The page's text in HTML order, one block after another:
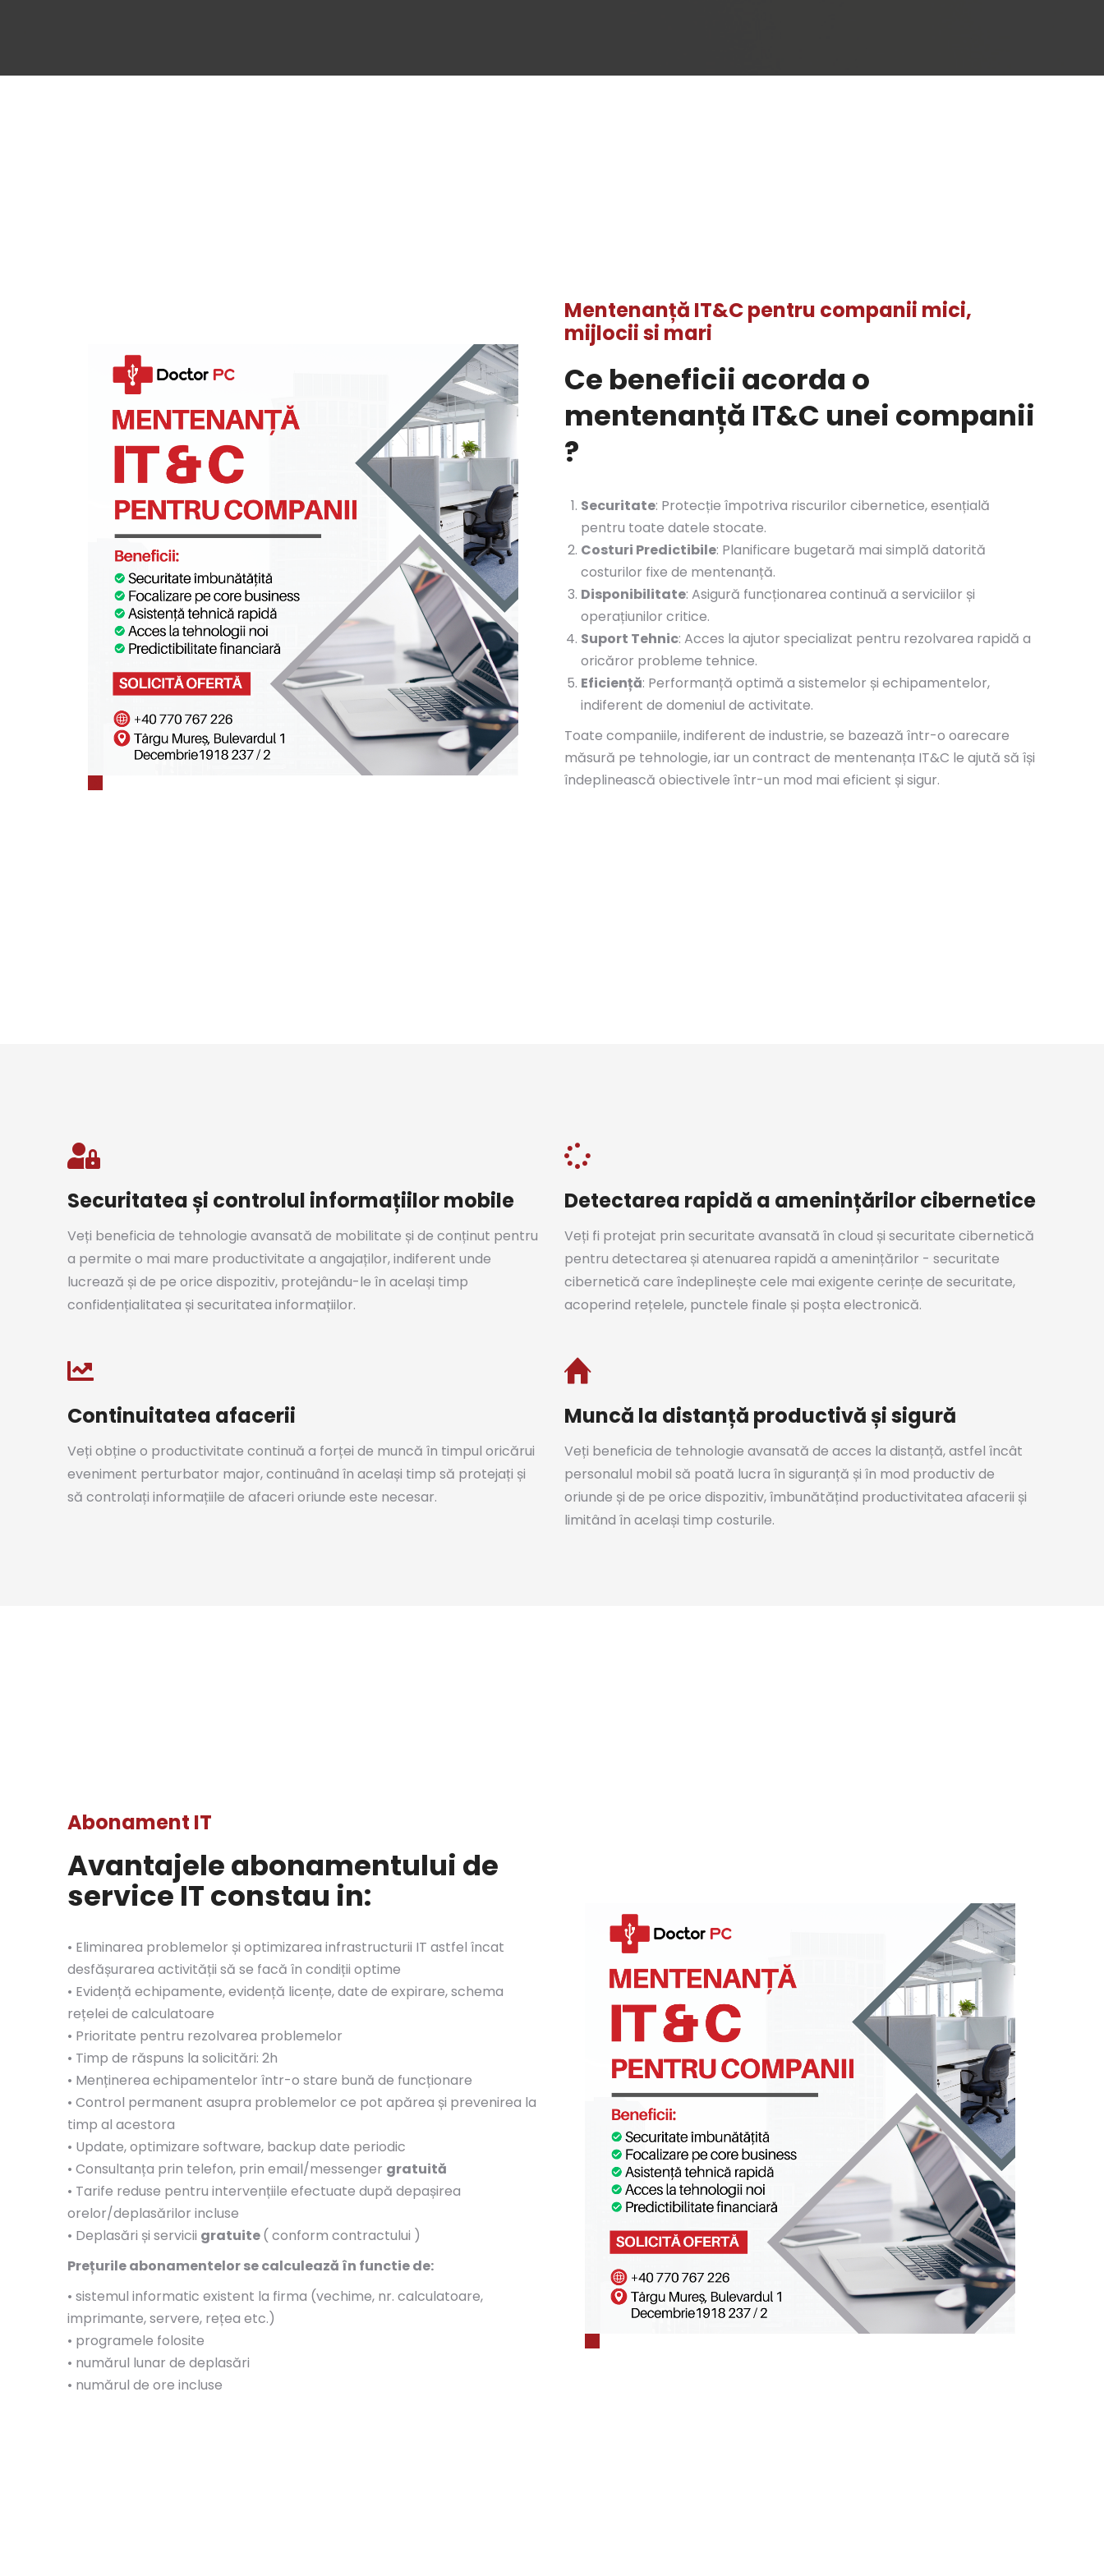
Mentenanță IT&C pentru companii mici,
mijlocii si mari
Ce beneficii acorda o
mentenanță IT&C unei companii
?
Securitate: Protecție împotriva riscurilor cibernetice, esențială
pentru toate datele stocate.
Costuri Predictibile: Planificare bugetară mai simplă datorită
costurilor fixe de mentenanță.
Disponibilitate: Asigură funcționarea continuă a serviciilor și
operațiunilor critice.
Suport Tehnic: Acces la ajutor specializat pentru rezolvarea rapidă a
oricăror probleme tehnice.
Eficiență: Performanță optimă a sistemelor și echipamentelor,
indiferent de domeniul de activitate.
Toate companiile, indiferent de industrie, se bazează într-o oarecare
măsură pe tehnologie, iar un contract de mentenanța IT&C le ajută să își
îndeplinească obiectivele într-un mod mai eficient și sigur.
Securitatea și controlul informațiilor mobile
Veți beneficia de tehnologie avansată de mobilitate și de conținut pentru
a permite o mai mare productivitate a angajaților, indiferent unde
lucrează și de pe orice dispozitiv, protejându-le în același timp
confidențialitatea și securitatea informațiilor.
Detectarea rapidă a amenințărilor cibernetice
Veți fi protejat prin securitate avansată în cloud și securitate cibernetică
pentru detectarea și atenuarea rapidă a amenințărilor - securitate
cibernetică care îndeplinește cele mai exigente cerințe de securitate,
acoperind rețelele, punctele finale și poșta electronică.
Continuitatea afacerii
Veți obține o productivitate continuă a forței de muncă în timpul oricărui
eveniment perturbator major, continuând în același timp să protejați și
să controlați informațiile de afaceri oriunde este necesar.
Muncă la distanță productivă și sigură
Veți beneficia de tehnologie avansată de acces la distanță, astfel încât
personalul mobil să poată lucra în siguranță și în mod productiv de
oriunde și de pe orice dispozitiv, îmbunătățind productivitatea afacerii și
limitând în același timp costurile.
Abonament IT
Avantajele abonamentului de
service IT constau in:
• Eliminarea problemelor și optimizarea infrastructurii IT astfel încat
desfășurarea activității să se facă în condiții optime
• Evidență echipamente, evidență licențe, date de expirare, schema
rețelei de calculatoare
• Prioritate pentru rezolvarea problemelor
• Timp de răspuns la solicitări: 2h
• Menținerea echipamentelor într-o stare bună de funcționare
• Control permanent asupra problemelor ce pot apărea și prevenirea la
timp al acestora
• Update, optimizare software, backup date periodic
• Consultanța prin telefon, prin email/messenger gratuită
• Tarife reduse pentru intervențiile efectuate după depașirea
orelor/deplasărilor incluse
• Deplasări și servicii gratuite( conform contractului )
Prețurile abonamentelor se calculează în functie de:
• sistemul informatic existent la firma (vechime, nr. calculatoare,
imprimante, servere, rețea etc.)
• programele folosite
• numărul lunar de deplasări
• numărul de ore incluse